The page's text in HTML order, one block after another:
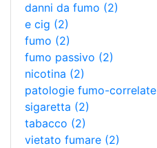
danni da fumo (2)
e cig (2)
fumo (2)
fumo passivo (2)
nicotina (2)
patologie fumo-correlate
sigaretta (2)
tabacco (2)
vietato fumare (2)